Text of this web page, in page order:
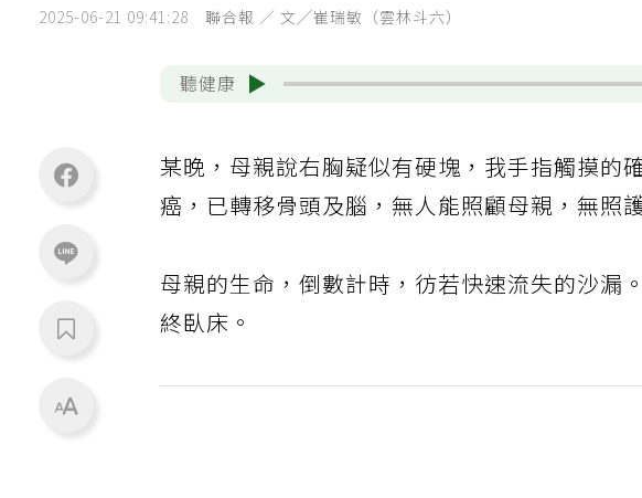
2025-06-21 09:41:28 聯合報 ／ 文╱崔瑞敏（雲林斗六）
聽健康
某晚，母親說右胸疑似有硬塊，我手指觸摸的
癌，已轉移骨頭及腦，無人能照顧母親，無照
母親的生命，倒數計時，彷若快速流失的沙漏
終臥床。